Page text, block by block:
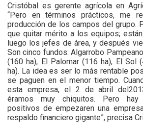
Cristóbal es gerente agrícola en
“Pero en términos prácticos, me
producción de los campos del grupo.
que quitar mérito a los equipos;
luego los jefes de área, y después
Son cinco fundos: Algarrobo
(160 ha), El Palomar (116 ha), El Sol
ha). La idea es ser lo más rentable
se paguen en el menor tiempo.
esta empresa, el 2 de abril
éramos muy chiquitos. Pero hay
positivos de empezaren una
respaldo financiero gigante”, precisa